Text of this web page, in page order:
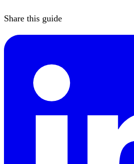
Share this guide